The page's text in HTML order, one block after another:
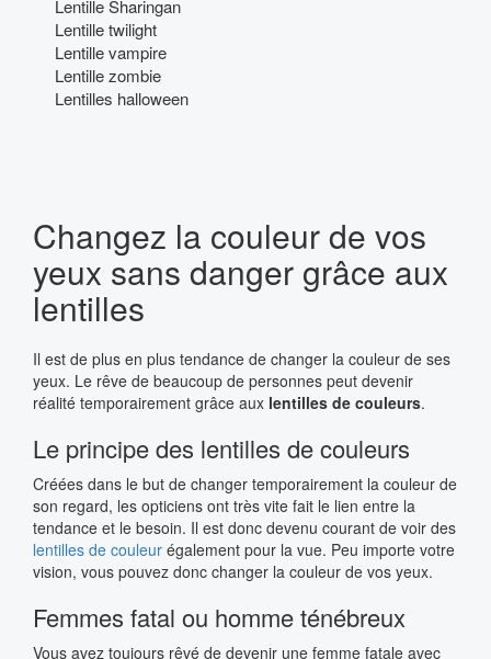
Lentille Sharingan
Lentille twilight
Lentille vampire
Lentille zombie
Lentilles halloween
Changez la couleur de vos
yeux sans danger grâce aux
lentilles
Il est de plus en plus tendance de changer la couleur de ses
yeux. Le rêve de beaucoup de personnes peut devenir
réalité temporairement grâce aux lentilles de couleurs.
Le principe des lentilles de couleurs
Créées dans le but de changer temporairement la couleur de
son regard, les opticiens ont très vite fait le lien entre la
tendance et le besoin. Il est donc devenu courant de voir des
lentilles de couleur également pour la vue. Peu importe votre
vision, vous pouvez donc changer la couleur de vos yeux.
Femmes fatal ou homme ténébreux
Vous avez toujours rêvé de devenir une femme fatale avec